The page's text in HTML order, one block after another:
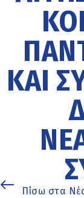
ΚΑΙ
Πίσω στα